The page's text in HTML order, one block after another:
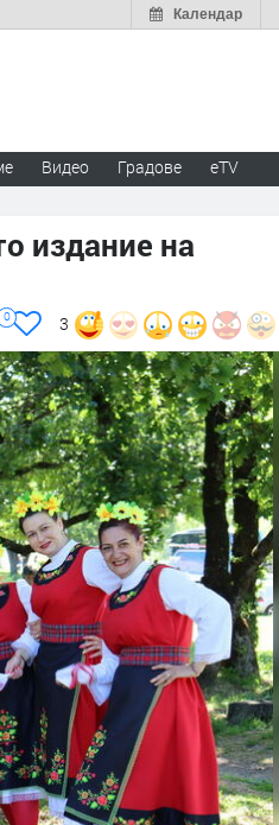
Календар
Видео Градове eTV
издание на
3
0